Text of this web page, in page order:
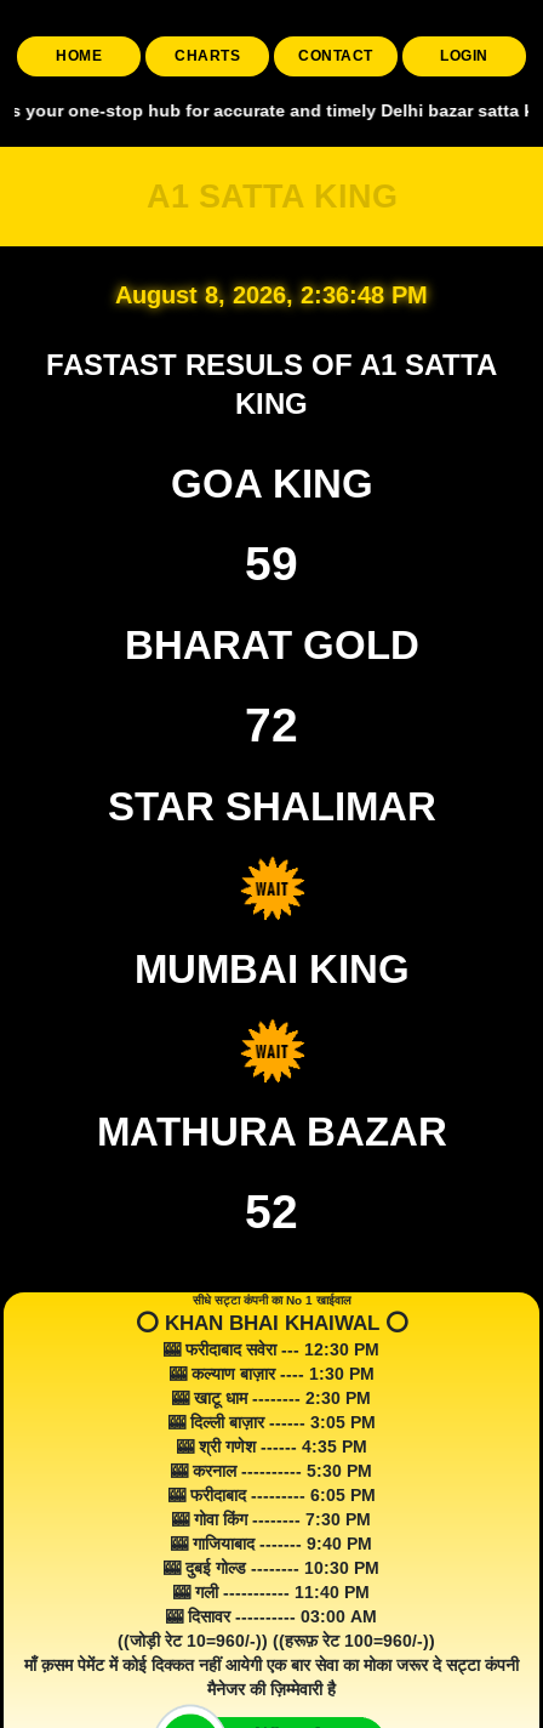
HOME CHARTS CONTACT LOGIN
stop hub for accurate and timely Delhi bazar satta king,
A1 SATTA KING
August 8, 2026, 2:36:49 PM
FASTAST RESULS OF A1 SATTA
KING
GOA KING
59
BHARAT GOLD
72
STAR SHALIMAR
MUMBAI KING
MATHURA BAZAR
52
सीधे सट्टा कंपनी का No 1 खाईवाल
⭕️ KHAN BHAI KHAIWAL ⭕️
🎰 फरीदाबाद सवेरा --- 12:30 PM
🎰 कल्याण बाज़ार ---- 1:30 PM
🎰 खाटू धाम -------- 2:30 PM
🎰 दिल्ली बाज़ार ------ 3:05 PM
🎰 श्री गणेश ------ 4:35 PM
🎰 करनाल ---------- 5:30 PM
🎰 फरीदाबाद --------- 6:05 PM
🎰 गोवा किंग -------- 7:30 PM
🎰 गाजियाबाद ------- 9:40 PM
🎰 दुबई गोल्ड -------- 10:30 PM
🎰 गली ----------- 11:40 PM
🎰 दिसावर ---------- 03:00 AM
((जोड़ी रेट 10=960/-)) ((हरूफ़ रेट 100=960/-))
माँ क़सम पेमेंट में कोई दिक्कत नहीं आयेगी एक बार सेवा का मोका जरूर दे सट्टा कंपनी
मैनेजर की ज़िम्मेवारी है